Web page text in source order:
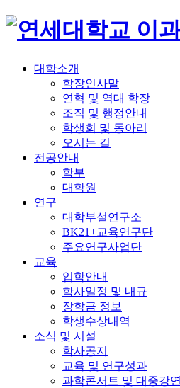
대학소개
학장인사말
연혁 및 역대 학장
조직 및 행정안내
학생회 및 동아리
오시는 길
전공안내
학부
대학원
연구
대학부설연구소
BK21+교육연구단
주요연구사업단
교육
입학안내
학사일정 및 내규
장학금 정보
학생수상내역
소식 및 시설
학사공지
교육 및 연구성과
과학콘서트 및 대중강연